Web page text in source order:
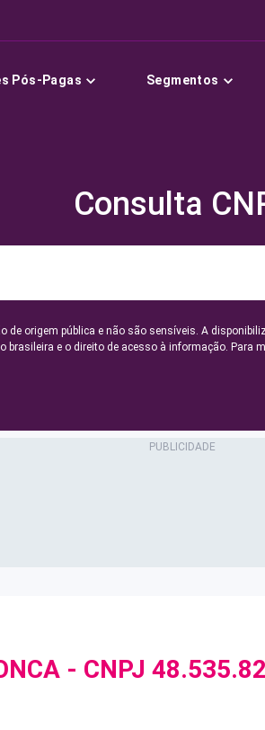
Pós-Pagas Segmentos
Consulta
de origem pública e não são sensíveis. A
brasileira e o direito de acesso à informação. Para
- CNPJ